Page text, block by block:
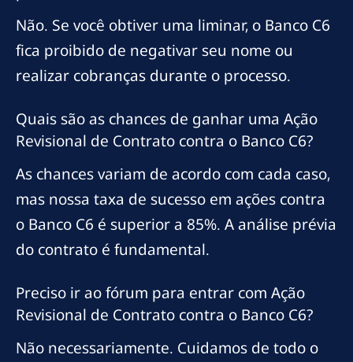
Não. Se você obtiver uma liminar, o Banco C6
fica proibido de negativar seu nome ou
realizar cobranças durante o processo.
Quais são as chances de ganhar uma Ação
Revisional de Contrato contra o Banco C6?
As chances variam de acordo com cada caso,
mas nossa taxa de sucesso em ações contra
o Banco C6 é superior a 85%. A análise prévia
do contrato é fundamental.
Preciso ir ao fórum para entrar com Ação
Revisional de Contrato contra o Banco C6?
Não necessariamente. Cuidamos de todo o